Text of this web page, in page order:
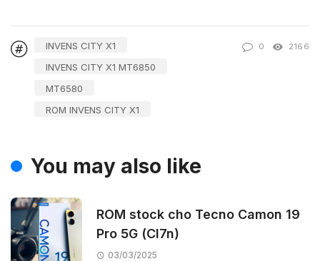
INVENS CITY X1
INVENS CITY X1 MT6850
MT6580
ROM INVENS CITY X1
0 2166
You may also like
ROM stock cho Tecno Camon 19
Pro 5G (CI7n)
03/03/2025